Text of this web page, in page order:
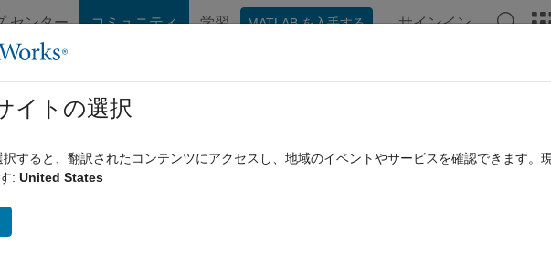
センター コミュニティ 学習 MATLAB を入手する サインイン
閲覧 MATLAB に関する FAQ
when there are still errors present in other
月 9
イトの選択
すると、翻訳されたコンテンツにアクセスし、地域のイベントやサービスを確認できます。
: United States